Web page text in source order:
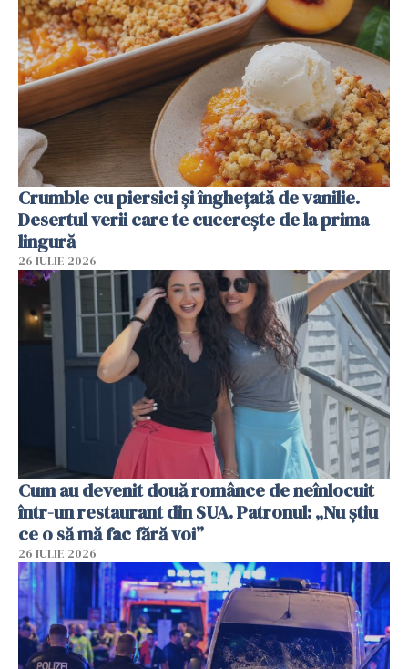
Crumble cu piersici și înghețată de vanilie.
Desertul verii care te cucerește de la prima
lingură
26 IULIE 2026
Cum au devenit două românce de neînlocuit
într-un restaurant din SUA. Patronul: „Nu știu
ce o să mă fac fără voi”
26 IULIE 2026